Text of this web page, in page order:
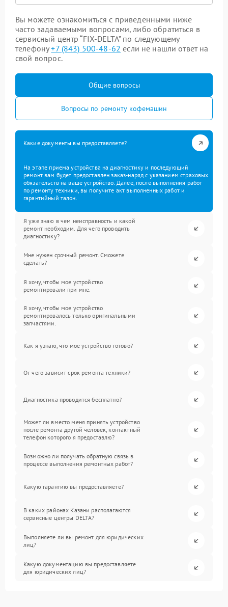
Вы можете ознакомиться с приведенными ниже
часто задаваемыми вопросами, либо обратиться в
сервисный центр “FIX-DELTA” по следующему
телефону+7 (843) 500-48-62 если не нашли ответ на
свой вопрос.
Общие вопросы
Вопросы по ремонту кофемашин
Какие документы вы предоставляете?
На этапе приема устройства на диагностику и последующий
ремонт вам будет предоставлен заказ-наряд с указанием страховых
обязательств на ваше устройство. Далее, после выполнения работ
по ремонту техники, вы получите акт выполненных работ и
гарантийный талон.
Я уже знаю в чем неисправность и какой
ремонт необходим. Для чего проводить
диагностику?
Мне нужен срочный ремонт. Сможете
сделать?
Я хочу, чтобы мое устройство
ремонтировали при мне.
Я хочу, чтобы мое устройство
ремонтировалось только оригинальными
запчастями.
Как я узнаю, что мое устройство готово?
От чего зависит срок ремонта техники?
Диагностика проводится бесплатно?
Может ли вместо меня принять устройство
после ремонта другой человек, контактный
телефон которого я предоставлю?
Возможно ли получать обратную связь в
процессе выполнения ремонтных работ?
Какую гарантию вы предоставляете?
В каких районах Казани располагаются
сервисные центры DELTA?
Выполняете ли вы ремонт для юридических
лиц?
Какую документацию вы предоставляете
для юридических лиц?